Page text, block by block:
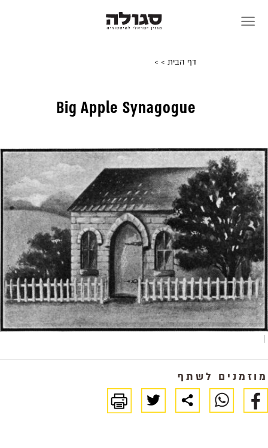
דף הבית >
>
Big Apple Synagogue
|
מוזמנים לשתף